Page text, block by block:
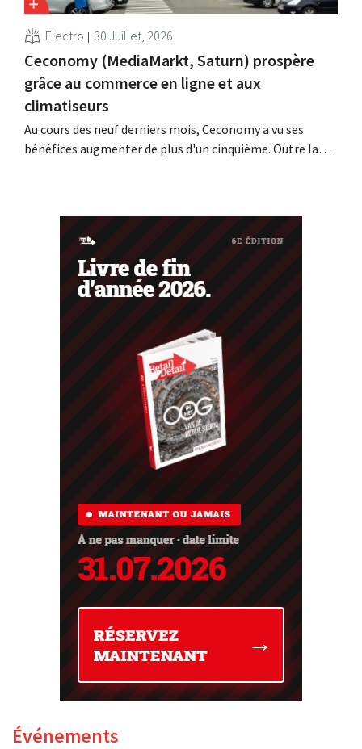
Electro 30 Juillet, 2026
Ceconomy (MediaMarkt, Saturn) prospère
grâce au commerce en ligne et aux
climatiseurs
Au cours des neuf derniers mois, Ceconomy a vu ses
bénéfices augmenter de plus d'un cinquième. Outre la
Événements